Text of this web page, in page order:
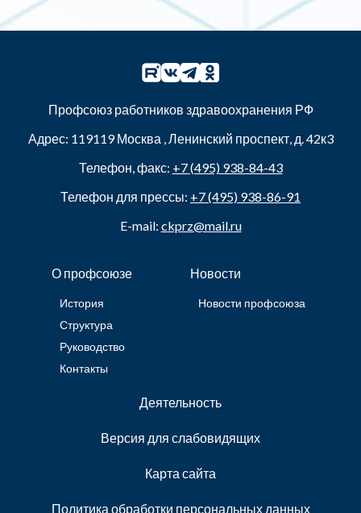
Профсоюз работников здравоохранения РФ
Адрес: 119119Москва ,Ленинский проспект, д. 42к3
Телефон, факс: +7 (495) 938-84-43
Телефон для прессы: +7 (495) 938-86-91
E-mail: ckprz@mail.ru
О профсоюзе
История
Структура
Руководство
Контакты
Новости
Новости профсоюза
Деятельность
Версия для слабовидящих
Карта сайта
Политика обработки персональных данных